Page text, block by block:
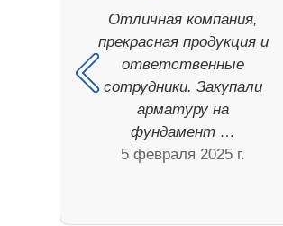
Отличная компания,
прекрасная продукция и
ответственные
сотрудники. Закупали
арматуру на
фундамент …
5 февраля 2025 г.